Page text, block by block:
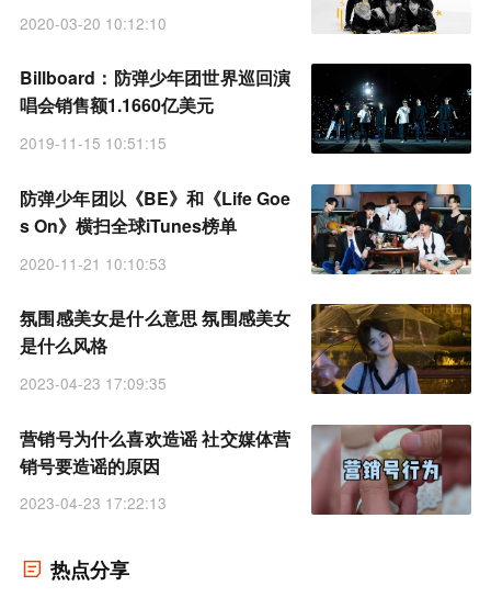
2020-03-20 10:12:10
Billboard：防弹少年团世界巡回演
唱会销售额1.1660亿美元
2019-11-15 10:51:15
防弹少年团以《BE》和《Life Goe
s On》横扫全球iTunes榜单
2020-11-21 10:10:53
氛围感美女是什么意思 氛围感美女
是什么风格
2023-04-23 17:09:35
营销号为什么喜欢造谣 社交媒体营
销号要造谣的原因
2023-04-23 17:22:13
热点分享